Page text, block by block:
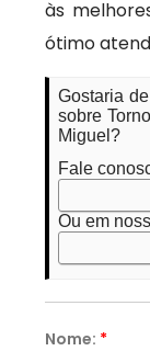
às
ótimo
Gostaria
sobre
Miguel?
Fale
Ou em
Nome: *